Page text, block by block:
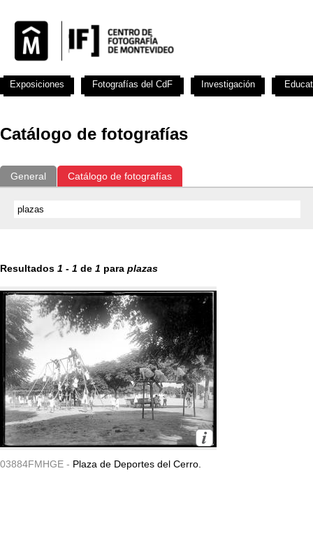
Catálogo de fotografías
General Catálogo de fotografías
Resultados 1 - 1 de 1 para plazas
03884FMHGE - Plaza de Deportes del Cerro.
Exposiciones Fotografías del CdF Investigación